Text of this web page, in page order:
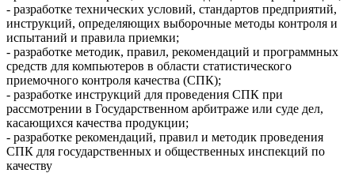
- разработке технических условий, стандартов предприятий,
инструкций, определяющих выборочные методы контроля и
испытаний и правила приемки;
- разработке методик, правил, рекомендаций и программных
средств для компьютеров в области статистического
приемочного контроля качества (СПК);
- разработке инструкций для проведения СПК при
рассмотрении в Государственном арбитраже или суде дел,
касающихся качества продукции;
- разработке рекомендаций, правил и методик проведения
СПК для государственных и общественных инспекций по
качеству